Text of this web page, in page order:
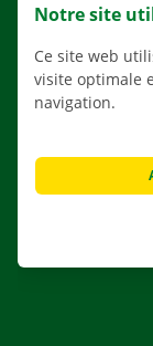
Notre site
Ce site web
visite optimale
navigation.